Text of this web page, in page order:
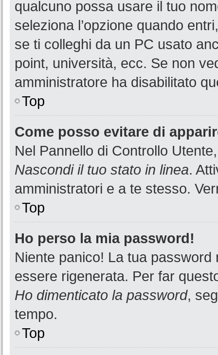
qualcuno possa usare il tuo
seleziona l’opzione quando
se ti colleghi da un PC usato
point, università, ecc. Se non
amministratore ha disabilitato
Top
Come posso evitare di
Nel Pannello di Controllo
Nascondi il tuo stato in linea.
amministratori e a te stesso.
Top
Ho perso la mia password!
Niente panico! La tua
essere rigenerata. Per far
Ho dimenticato la password,
tempo.
Top